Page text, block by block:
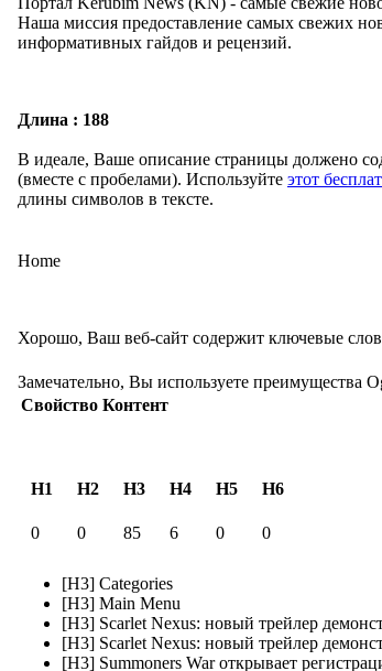
Наша миссия предоставление самых свежих
информативных гайдов и рецензий.
Длина : 188
В идеале, Ваше описание страницы должено
(вместе с пробелами). Используйте этот
длины символов в тексте.
Home
Хорошо, Ваш веб-сайт содержит ключевые
Замечательно, Вы используете преимущества
Свойство Контент
H1 H2 H3 H4 H5 H6
0 0 85 6 0 0
[H3] Categories
[H3] Main Menu
[H3] Scarlet Nexus: новый трейлер
[H3] Scarlet Nexus: новый трейлер
[H3] Summoners War открывает